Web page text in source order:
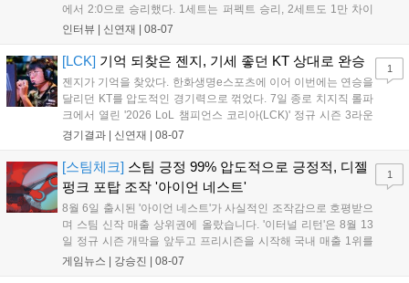
에서 2:0으로 승리했다. 1세트는 퍼펙트 승리, 2세트도 1만 차이
를 벌리며 25분 만에 승리하면서 말 그대로 압도적인 경기력을 선
하며 POM에 선정됐...
인터뷰 | 신연재 | 08-07
[LCK] 기억 되찾은 젠지, 기세 좋던 KT 상대로 완승
젠지가 기억을 찾았다. 한화생명e스포츠에 이어 이번에는 연승을
달리던 KT를 압도적인 경기력으로 꺾었다. 7일 종로 치지직 롤파
크에서 열린 '2026 LoL 챔피언스 코리아(LCK)' 정규 시즌 3라운
드 레전드 그룹, kt 롤스터와 젠지 e스포츠의 대결에서 젠지가 압
기억을 되찾기라도 한 듯 1,...
경기결과 | 신연재 | 08-07
1
[스팀체크] 스팀 긍정 99% 압도적으로 긍정적, 디젤
펑크 포탑 조작 '아이언 네스트'
8월 6일 출시된 '아이언 네스트'가 사실적인 조작감으로 호평받으
며 스팀 신작 매출 상위권에 올랐습니다. '이터널 리턴'은 8월 13
일 정규 시즌 개막을 앞두고 프리시즌을 시작해 국내 매출 1위를
기록했습니다. 25주년을 맞은 '고스트 리콘' 시리즈는 8월 6일 쇼
게임뉴스 | 강승진 | 08-07
1